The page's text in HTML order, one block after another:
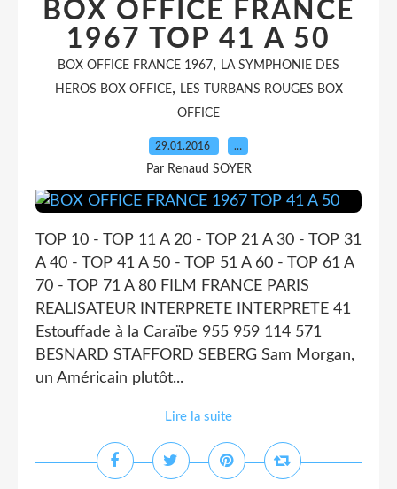
BOX OFFICE FRANCE
1967 TOP 41 A 50
BOX OFFICE FRANCE 1967, LA SYMPHONIE DES
HEROS BOX OFFICE, LES TURBANS ROUGES BOX
OFFICE
29.01.2016 …
Par Renaud SOYER
TOP 10 - TOP 11 A 20 - TOP 21 A 30 - TOP 31
A 40 - TOP 41 A 50 - TOP 51 A 60 - TOP 61 A
70 - TOP 71 A 80 FILM FRANCE PARIS
REALISATEUR INTERPRETE INTERPRETE 41
Estouffade à la Caraïbe 955 959 114 571
BESNARD STAFFORD SEBERG Sam Morgan,
un Américain plutôt...
Lire la suite